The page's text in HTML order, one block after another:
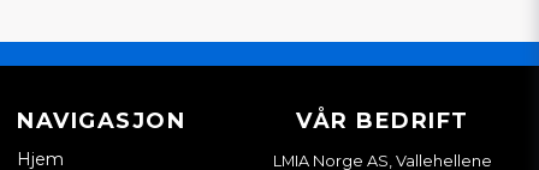
NAVIGASJON
Hjem
VÅR BEDRIFT
LMIA Norge AS, Vallehellene